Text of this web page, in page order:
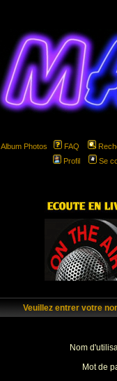
Album Photos FAQ
Profil
Se
Veuillez entrer votre
Nom
Mot de